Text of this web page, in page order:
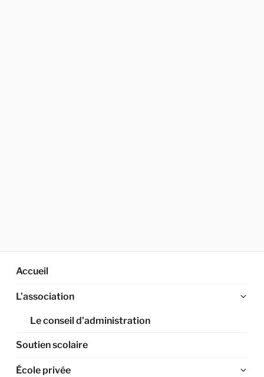
Accueil
L’association
Le conseil d’administration
Soutien scolaire
École privée